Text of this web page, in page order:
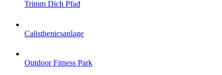
Trimm Dich Pfad
Calisthenicsanlage
Outdoor Fitness Park